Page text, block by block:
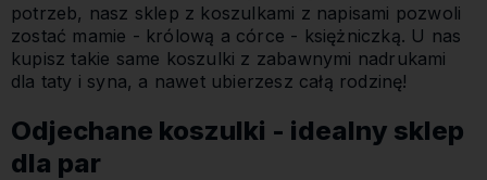
potrzeb, nasz sklep z koszulkami z napisami pozwoli
zostać mamie - królową a córce - księżniczką. U nas
kupisz takie same koszulki z zabawnymi nadrukami
dla taty i syna, a nawet ubierzesz całą rodzinę!
Odjechane koszulki - idealny sklep
dla par